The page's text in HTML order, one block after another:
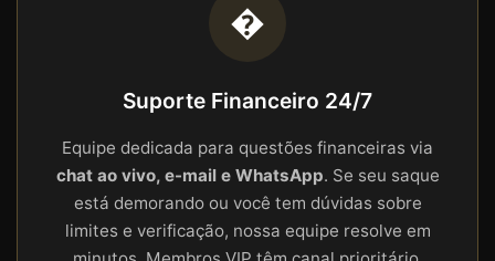
�
Suporte Financeiro 24/7
Equipe dedicada para questões financeiras via
chat ao vivo, e-mail e WhatsApp. Se seu saque
está demorando ou você tem dúvidas sobre
limites e verificação, nossa equipe resolve em